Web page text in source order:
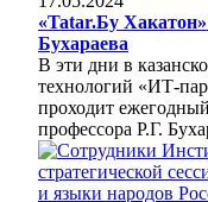
«Tatar.Бу
Бухараева
В эти дни в
технологий «ИТ-
проходит
профессора Р.Г.